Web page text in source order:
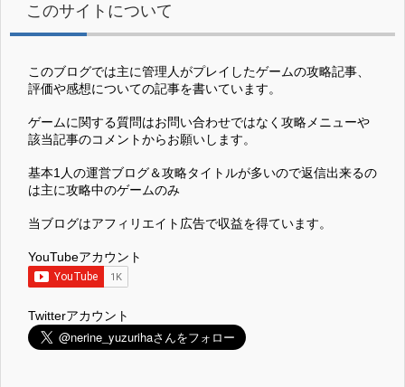
このサイトについて
このブログでは主に管理人がプレイしたゲームの攻略記事、
評価や感想についての記事を書いています。
ゲームに関する質問はお問い合わせではなく攻略メニューや
該当記事のコメントからお願いします。
基本1人の運営ブログ＆攻略タイトルが多いので返信出来るの
は主に攻略中のゲームのみ
当ブログはアフィリエイト広告で収益を得ています。
YouTubeアカウント
Twitterアカウント